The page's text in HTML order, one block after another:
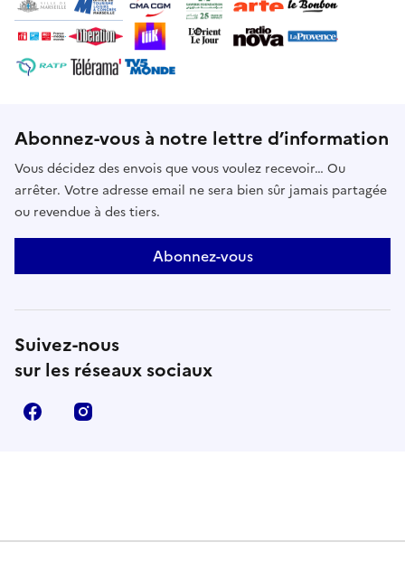
Abonnez-vous à notre lettre d’information
Vous décidez des envois que vous voulez recevoir… Ou
arrêter. Votre adresse email ne sera bien sûr jamais partagée
ou revendue à des tiers.
Abonnez-vous
Suivez-nous
sur les réseaux sociaux
Facebook